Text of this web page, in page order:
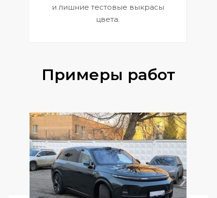
и лишние тестовые выкрасы
цвета.
Примеры работ